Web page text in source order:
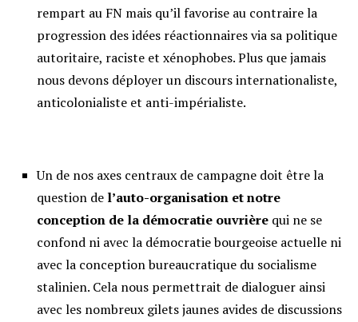
rempart au FN mais qu’il favorise au contraire la
progression des idées réactionnaires via sa politique
autoritaire, raciste et xénophobes. Plus que jamais
nous devons déployer un discours internationaliste,
anticolonialiste et anti-impérialiste.
Un de nos axes centraux de campagne doit être la
question de l’auto-organisation et notre
conception de la démocratie ouvrièrequi ne se
confond ni avec la démocratie bourgeoise actuelle ni
avec la conception bureaucratique du socialisme
stalinien. Cela nous permettrait de dialoguer ainsi
avec les nombreux gilets jaunes avides de discussions